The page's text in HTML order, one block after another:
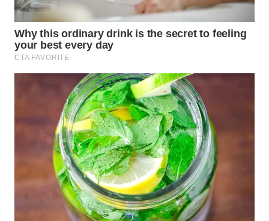
WN
CIANJUR
WN
KEPULAUAN
SERIBU
TANGERANG
CIREBON